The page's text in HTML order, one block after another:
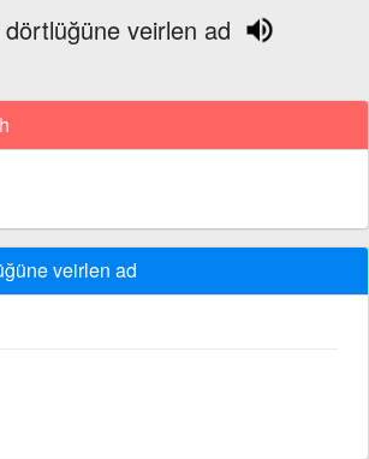
veirlen ad
veirlen ad